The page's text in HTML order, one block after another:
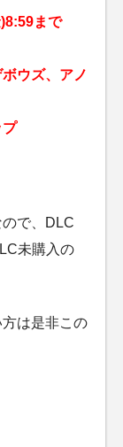
まで
ウズ、アノ
プ
で、DLC
未購入の
は是非この